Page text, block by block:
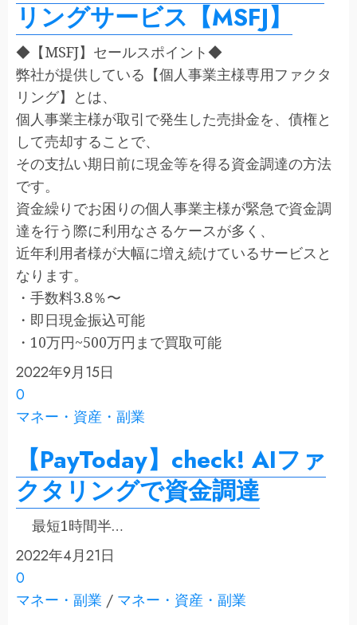
リングサービス【MSFJ】
◆【MSFJ】セールスポイント◆
弊社が提供している【個人事業主様専用ファクタ
リング】とは、
個人事業主様が取引で発生した売掛金を、債権と
して売却することで、
その支払い期日前に現金等を得る資金調達の方法
です。
資金繰りでお困りの個人事業主様が緊急で資金調
達を行う際に利用なさるケースが多く、
近年利用者様が大幅に増え続けているサービスと
なります。
・手数料3.8％〜
・即日現金振込可能
・10万円~500万円まで買取可能
2022年9月15日
0
マネー・資産・副業
【PayToday】check! AIファ
クタリングで資金調達
最短1時間半…
2022年4月21日
0
マネー・副業 / マネー・資産・副業